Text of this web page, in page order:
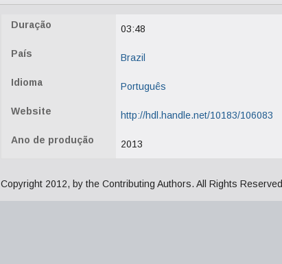
Duração 03:48
País Brazil
Idioma Português
Website http://hdl.handle.net/10183/106083
Ano de produção 2013
Copyright 2012, by the Contributing Authors. All Rights Reserved